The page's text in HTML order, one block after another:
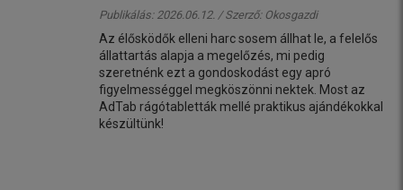
Publikálás: 2026.06.12. / Szerző: Okosgazdi
Az élősködők elleni harc sosem állhat le, a felelős
állattartás alapja a megelőzés, mi pedig
szeretnénk ezt a gondoskodást egy apró
figyelmességgel megköszönni nektek. Most az
AdTab rágótabletták mellé praktikus ajándékokkal
készültünk!